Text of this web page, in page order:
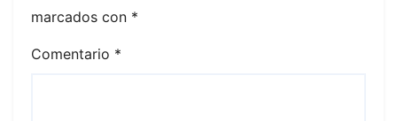
marcados con *
Comentario *